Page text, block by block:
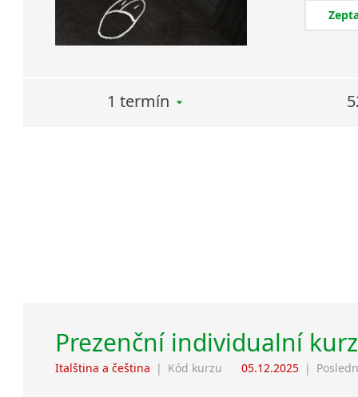
1 termín
Prezenční individualní
Italština a čeština | Kód kurzu 05.12.2025 |